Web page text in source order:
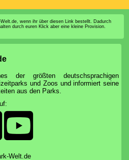
wenn ihr über diesen Link bestellt. Dadurch
durch euren Klick aber eine kleine Provision.
der größten deutschsprachigen
und Zoos und informiert seine
aus den Parks.
Welt.de